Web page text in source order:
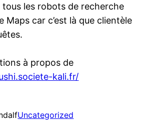
tous les robots de recherche
Maps car c’est là que clientèle
à propos de
kali.fr/
Uncategorized